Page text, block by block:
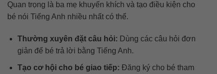
Quan trọng là ba mẹ khuyến khích và tạo điều kiện cho
bé nói Tiếng Anh nhiều nhất có thể.
Thường xuyên đặt câu hỏi: Dùng các câu hỏi đơn
giản để bé trả lời bằng Tiếng Anh.
Tạo cơ hội cho bé giao tiếp: Đăng ký cho bé tham